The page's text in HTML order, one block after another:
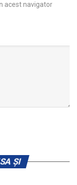
acest navigator
ȘI